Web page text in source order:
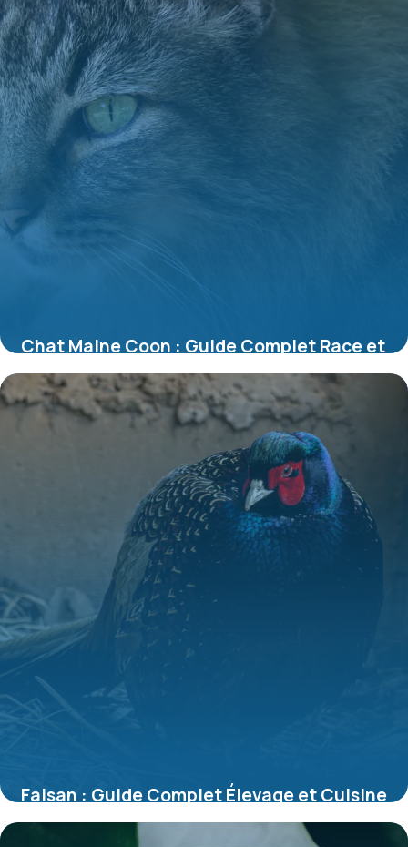
Chat Maine Coon : Guide Complet Race et
Soins
10 juillet 2026
Faisan : Guide Complet Élevage et Cuisine
2026